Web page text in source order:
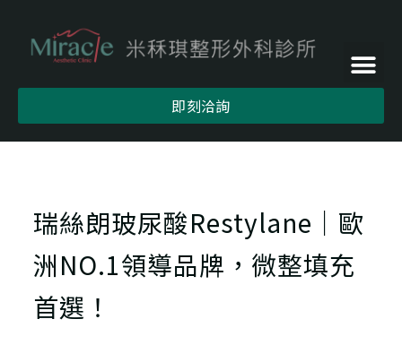
即刻洽詢
瑞絲朗玻尿酸Restylane｜歐
洲NO.1領導品牌，微整填充
首選！